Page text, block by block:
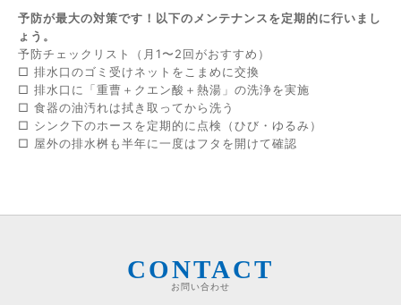
予防が最大の対策です！以下のメンテナンスを定期的に行いまし
ょう。
予防チェックリスト（月1〜2回がおすすめ）
□ 排水口のゴミ受けネットをこまめに交換
□ 排水口に「重曹＋クエン酸＋熱湯」の洗浄を実施
□ 食器の油汚れは拭き取ってから洗う
□ シンク下のホースを定期的に点検（ひび・ゆるみ）
□ 屋外の排水桝も半年に一度はフタを開けて確認
CONTACT
お問い合わせ